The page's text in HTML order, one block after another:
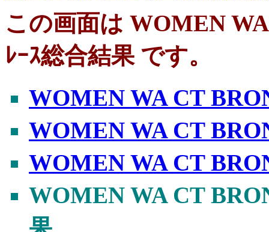
この画面は WOMEN
ﾚｰｽ総合結果 です。
WOMEN WA CT
WOMEN WA CT
WOMEN WA CT
WOMEN WA CT